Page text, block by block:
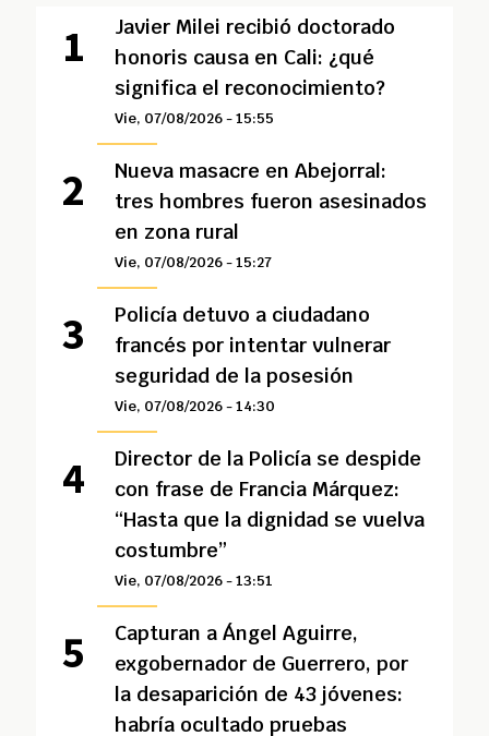
Javier Milei recibió doctorado
honoris causa en Cali: ¿qué
significa el reconocimiento?
Vie, 07/08/2026 - 15:55
Nueva masacre en Abejorral:
tres hombres fueron asesinados
en zona rural
Vie, 07/08/2026 - 15:27
Policía detuvo a ciudadano
francés por intentar vulnerar
seguridad de la posesión
Vie, 07/08/2026 - 14:30
Director de la Policía se despide
con frase de Francia Márquez:
“Hasta que la dignidad se vuelva
costumbre”
Vie, 07/08/2026 - 13:51
Capturan a Ángel Aguirre,
exgobernador de Guerrero, por
la desaparición de 43 jóvenes:
habría ocultado pruebas